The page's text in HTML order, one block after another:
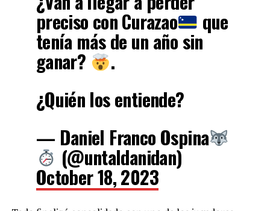
preciso con Curazao que
tenía más de un año sin
ganar?
.
¿Quién los entiende?
— Daniel Franco Ospina
(@untaldanidan)
October 18, 2023